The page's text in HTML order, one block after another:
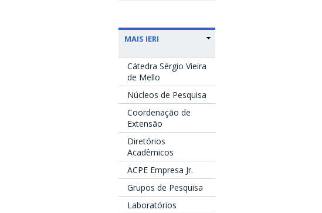
MAIS IERI
Cátedra Sérgio Vieira
de Mello
Núcleos de Pesquisa
Coordenação de
Extensão
Diretórios
Acadêmicos
ACPE Empresa Jr.
Grupos de Pesquisa
Laboratórios